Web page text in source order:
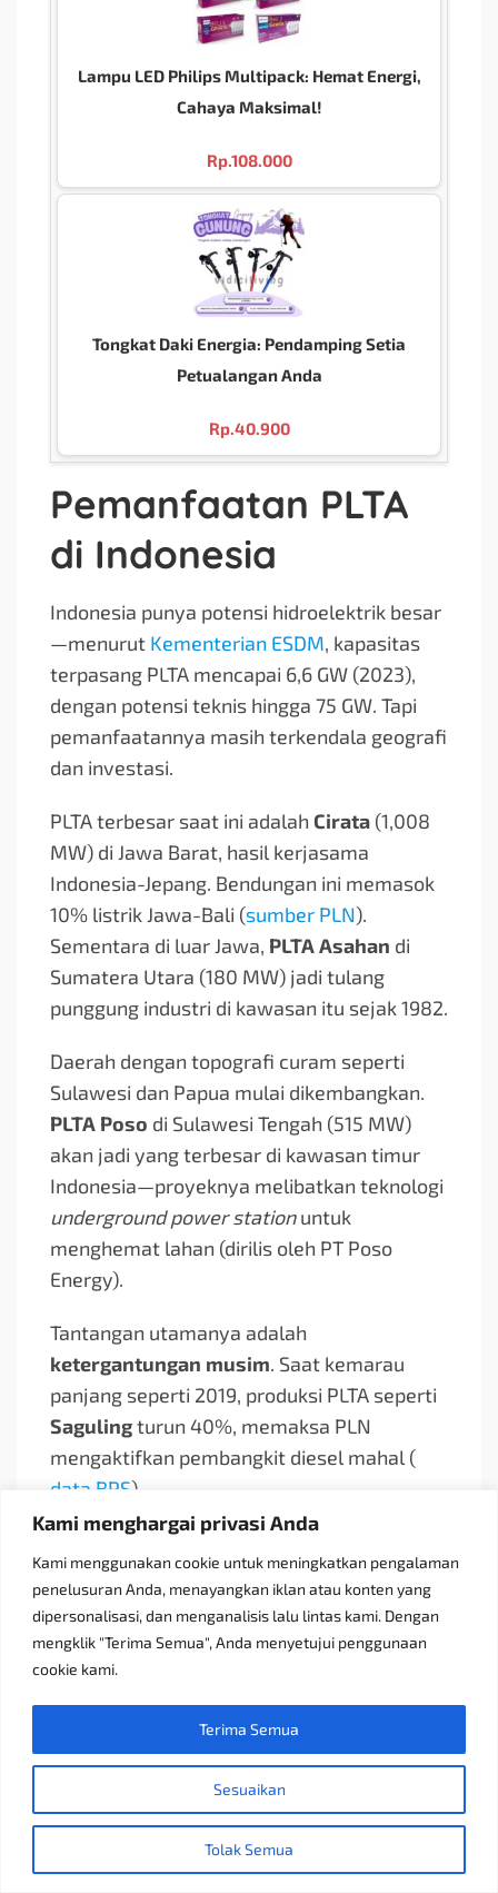
Kami menghargai privasi Anda
Kami menggunakan cookie untuk meningkatkan pengalaman
penelusuran Anda, menayangkan iklan atau konten yang
dipersonalisasi, dan menganalisis lalu lintas kami. Dengan
mengklik "Terima Semua", Anda menyetujui penggunaan
cookie kami.
Sesuaikan
Tolak Semua
Terima Semua
Lampu LED Philips Multipack: Hemat Energi,
Cahaya Maksimal!
Rp.108.000
Tongkat Daki Energia: Pendamping Setia
Petualangan Anda
Rp.40.900
Pemanfaatan PLTA
di Indonesia
Indonesia punya potensi hidroelektrik besar
—menurut Kementerian ESDM, kapasitas
terpasang PLTA mencapai 6,6 GW (2023),
dengan potensi teknis hingga 75 GW. Tapi
pemanfaatannya masih terkendala geografi
dan investasi.
PLTA terbesar saat ini adalah Cirata (1,008
MW) di Jawa Barat, hasil kerjasama
Indonesia-Jepang. Bendungan ini memasok
10% listrik Jawa-Bali (sumber PLN).
Sementara di luar Jawa, PLTA Asahan di
Sumatera Utara (180 MW) jadi tulang
punggung industri di kawasan itu sejak 1982.
Daerah dengan topografi curam seperti
Sulawesi dan Papua mulai dikembangkan.
PLTA Poso di Sulawesi Tengah (515 MW)
akan jadi yang terbesar di kawasan timur
Indonesia—proyeknya melibatkan teknologi
underground power stationuntuk
menghemat lahan (dirilis oleh PT Poso
Energy).
Tantangan utamanya adalah
ketergantungan musim. Saat kemarau
panjang seperti 2019, produksi PLTA seperti
Sagulingturun 40%, memaksa PLN
mengaktifkan pembangkit diesel mahal (
data BPS).
Solusi yang sedang diuji adalah
(5-100 kW) untuk pedesaan. Di Kalimantan,
proyek
MHP (Micro Hydro Power)
oleh
UNDP telah menerangi 50 desa terpencil
dengan turbin sederhana.
Ke depan, fokusnya adalah
yang dipadukan dengan surya/angin, seperti
rencana di NTT. Jika dikelola baik,
hidroelektrik bisa jadi penopang transisi
energi Indonesia—asal dampak sosial
seperti relokasi warga di sekitar bendungan